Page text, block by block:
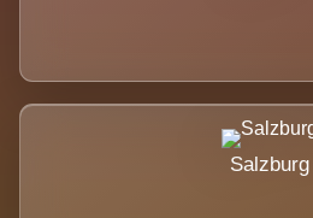
Salzburg